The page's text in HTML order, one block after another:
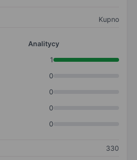
Kupno
Analitycy
1
0
0
0
0
330